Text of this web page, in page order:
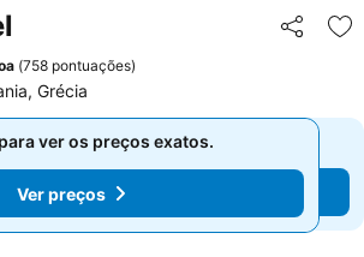
Partilhar
(758 pontuações)
Grécia
ver os preços exatos.
Ver preços
ver os preços exatos.
Ver preços